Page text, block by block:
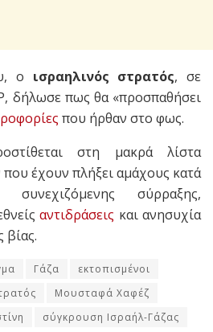
ο ισραηλινός στρατός, σε
δήλωσε πως θα «προσπαθήσει
που ήρθαν στο φως.
στη μακρά λίστα
έχουν πλήξει αμάχους κατά
σύρραξης,
αντιδράσεις και ανησυχία
βίας.
Γάζα
εκτοπισμένοι
Μουσταφά Χαφέζ
σύγκρουση Ισραήλ-Γάζας